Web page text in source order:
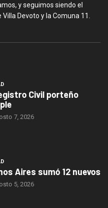
y seguimos siendo el
Devoto y la Comuna 11.
Civil porteño
7, 2026
Aires sumó 12 nuevos
5, 2026